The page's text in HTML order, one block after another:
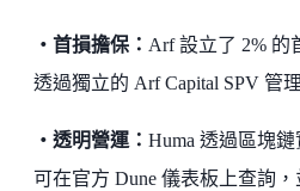
・首損擔保： Arf 設立了 2% 的
透過獨立的 Arf Capital SPV 管
・透明營運： Huma 透過區塊
可在官方 Dune 儀表板上查詢